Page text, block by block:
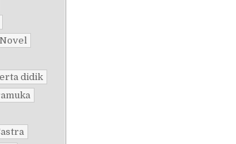
Novel
didik